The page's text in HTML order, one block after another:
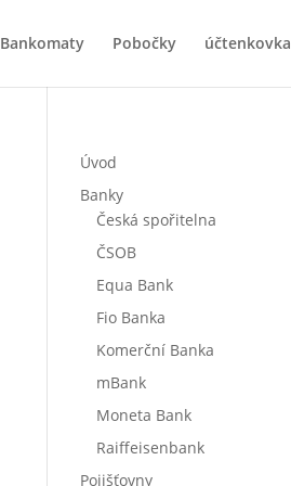
Bankomaty Pobočky účtenkovka
Úvod
Banky
Česká spořitelna
ČSOB
Equa Bank
Fio Banka
Komerční Banka
mBank
Moneta Bank
Raiffeisenbank
Pojišťovny